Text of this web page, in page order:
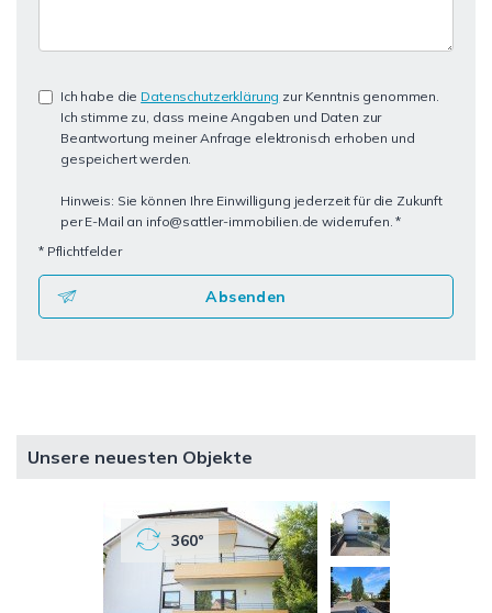
Ich habe die Datenschutzerklärung zur Kenntnis genommen.
Ich stimme zu, dass meine Angaben und Daten zur
Beantwortung meiner Anfrage elektronisch erhoben und
gespeichert werden.
Hinweis: Sie können Ihre Einwilligung jederzeit für die Zukunft
per E-Mail an info@sattler-immobilien.de widerrufen. *
* Pflichtfelder
Absenden
Unsere neuesten Objekte
360°